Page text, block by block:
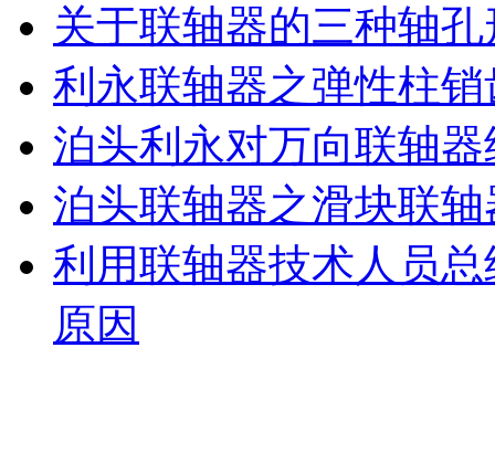
关于联轴器的三种轴
利永联轴器之弹性柱
泊头利永对万向联轴
泊头联轴器之滑块联
利用联轴器技术人员
原因